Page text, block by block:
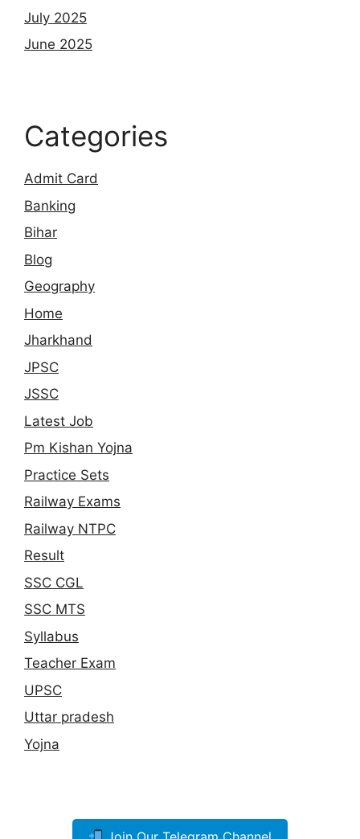
July 2025
June 2025
Categories
Admit Card
Banking
Bihar
Blog
Geography
Home
Jharkhand
JPSC
JSSC
Latest Job
Pm Kishan Yojna
Practice Sets
Railway Exams
Railway NTPC
Result
SSC CGL
SSC MTS
Syllabus
Teacher Exam
UPSC
Uttar pradesh
Yojna